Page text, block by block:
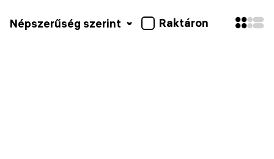
Népszerűség szerint Raktáron